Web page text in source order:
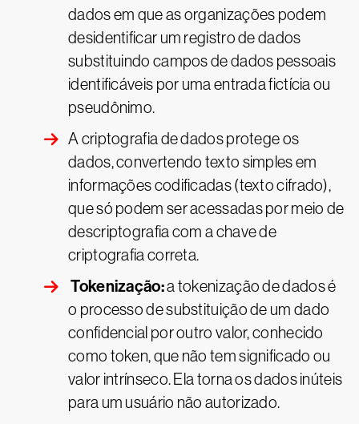
dados em que as organizações podem
desidentificar um registro de dados
substituindo campos de dados pessoais
identificáveis por uma entrada fictícia ou
pseudônimo.
A criptografia de dados protege os
dados, convertendo texto simples em
informações codificadas (texto cifrado),
que só podem ser acessadas por meio de
descriptografia com a chave de
criptografia correta.
Tokenização:a tokenização de dados é
o processo de substituição de um dado
confidencial por outro valor, conhecido
como token, que não tem significado ou
valor intrínseco. Ela torna os dados inúteis
para um usuário não autorizado.